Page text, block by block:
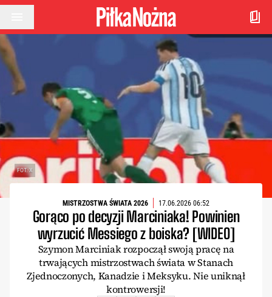
Przejdź do treści
FOT. X
MISTRZOSTWA ŚWIATA 2026 17.06.2026 06:52
Gorąco po decyzji Marciniaka! Powinien
wyrzucić Messiego z boiska? [WIDEO]
Szymon Marciniak rozpoczął swoją pracę na
trwających mistrzostwach świata w Stanach
Zjednoczonych, Kanadzie i Meksyku. Nie uniknął
kontrowersji!